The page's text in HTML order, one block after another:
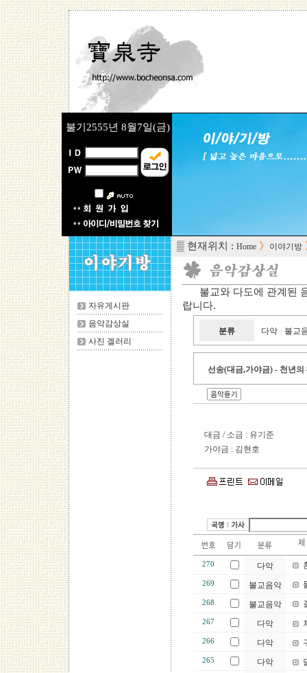
불기2555년 8월7일(금)
자유게시판
음악감상실
사진 겔러리
▒ 현재위치 : Home 》 이야기방
불교와 다도에 관계된
랍니다.
분류 다악 불교
선송(대금,가야금) - 천년의
대금 / 소금 : 유기준
가야금 : 김현호
270 다악
269 불교음악
268 불교음악
267 다악
266 다악
265 다악